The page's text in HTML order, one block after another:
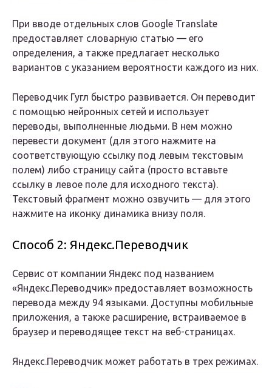
При вводе отдельных слов Google Translate
предоставляет словарную статью — его
определения, а также предлагает несколько
вариантов с указанием вероятности каждого из них.
Переводчик Гугл быстро развивается. Он переводит
с помощью нейронных сетей и использует
переводы, выполненные людьми. В нем можно
перевести документ (для этого нажмите на
соответствующую ссылку под левым текстовым
полем) либо страницу сайта (просто вставьте
ссылку в левое поле для исходного текста).
Текстовый фрагмент можно озвучить — для этого
нажмите на иконку динамика внизу поля.
Способ 2: Яндекс.Переводчик
Сервис от компании Яндекс под названием
«Яндекс.Переводчик» предоставляет возможность
перевода между 94 языками. Доступны мобильные
приложения, а также расширение, встраиваемое в
браузер и переводящее текст на веб-страницах.
Яндекс.Переводчик может работать в трех режимах.